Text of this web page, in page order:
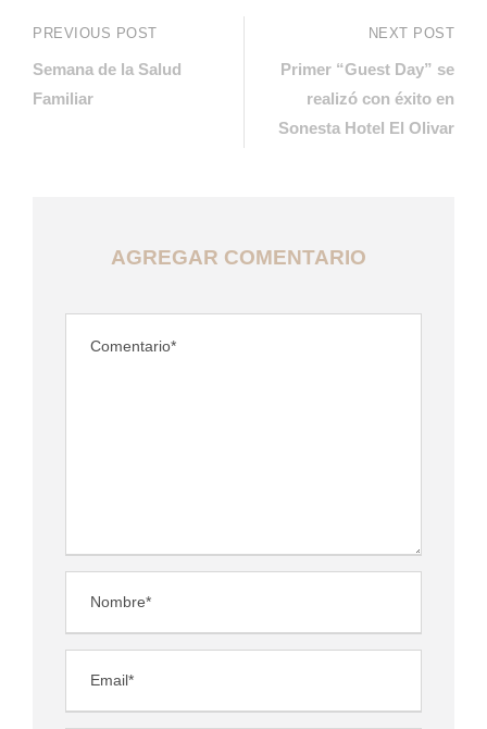
PREVIOUS POST
​​​Semana de la Salud
Familiar​
NEXT POST
Primer “Guest Day” se
realizó con éxito en
Sonesta Hotel El Olivar
AGREGAR COMENTARIO